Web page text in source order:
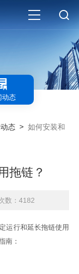
动态
态 > 如何安装和
拖链？
数：4182
运行和延长拖链使用
南：